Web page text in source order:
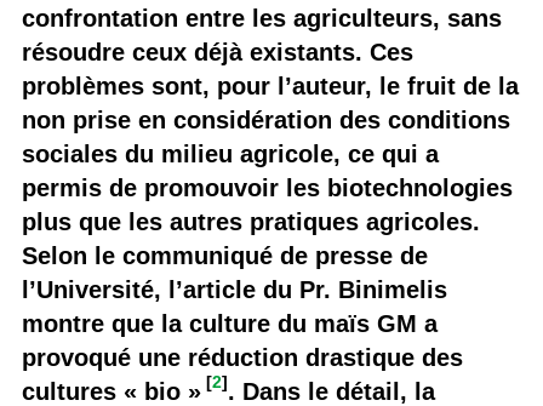
confrontation entre les agriculteurs, sans
résoudre ceux déjà existants. Ces
problèmes sont, pour l’auteur, le fruit de la
non prise en considération des conditions
sociales du milieu agricole, ce qui a
permis de promouvoir les biotechnologies
plus que les autres pratiques agricoles.
Selon le communiqué de presse de
l’Université, l’article du Pr. Binimelis
montre que la culture du maïs GM a
provoqué une réduction drastique des
cultures « bio » [2]. Dans le détail, la